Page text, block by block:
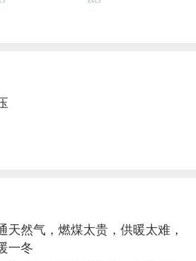
天然气，燃煤太贵，供暖太难，
一冬